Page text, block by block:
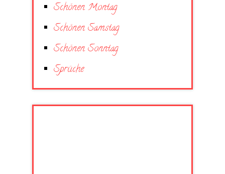
Schönen Montag
Schönen Samstag
Schönen Sonntag
Sprüche